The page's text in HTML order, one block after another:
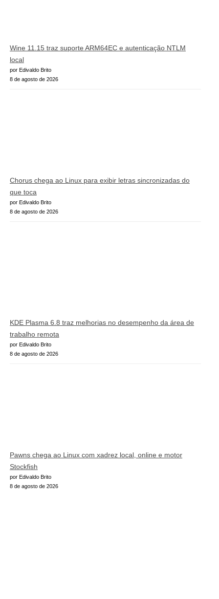
Wine 11.15 traz suporte ARM64EC e autenticação NTLM
local
por Edivaldo Brito
8 de agosto de 2026
Chorus chega ao Linux para exibir letras sincronizadas do
que toca
por Edivaldo Brito
8 de agosto de 2026
KDE Plasma 6.8 traz melhorias no desempenho da área de
trabalho remota
por Edivaldo Brito
8 de agosto de 2026
Pawns chega ao Linux com xadrez local, online e motor
Stockfish
por Edivaldo Brito
8 de agosto de 2026